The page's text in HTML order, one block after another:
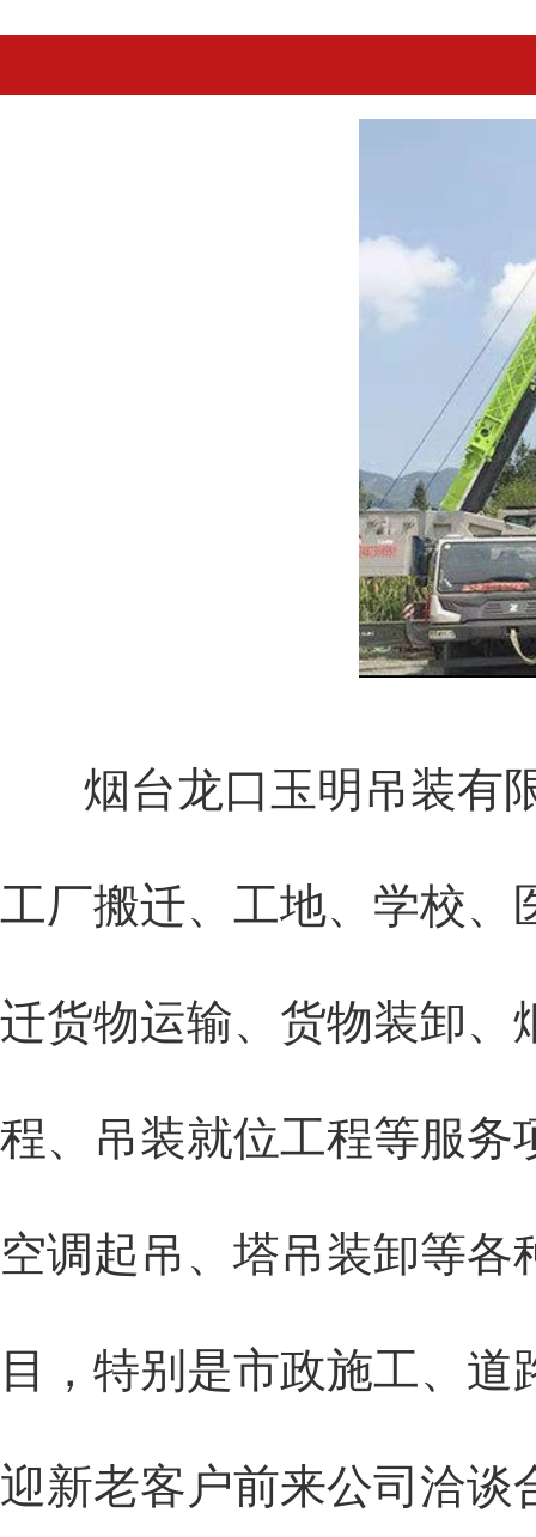
烟台龙口玉明吊装有
工厂搬迁、工地、学校
迁货物运输、货物装卸
程、吊装就位工程等服
空调起吊、塔吊装卸等
目，特别是市政施工、
迎新老客户前来公司洽